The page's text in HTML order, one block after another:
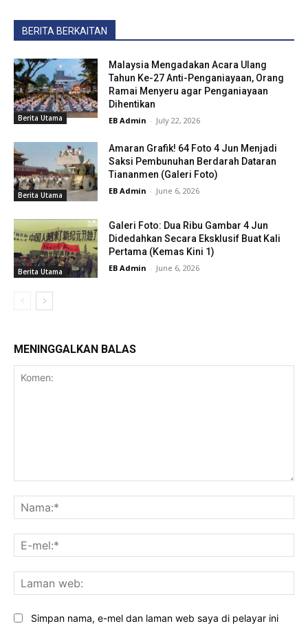
BERITA BERKAITAN
Berita Utama
Malaysia Mengadakan Acara Ulang
Tahun Ke-27 Anti-Penganiayaan, Orang
Ramai Menyeru agar Penganiayaan
Dihentikan
EB Admin - July 22, 2026
Berita Utama
Amaran Grafik! 64 Foto 4 Jun Menjadi
Saksi Pembunuhan Berdarah Dataran
Tiananmen (Galeri Foto)
EB Admin - June 6, 2026
Berita Utama
Galeri Foto: Dua Ribu Gambar 4 Jun
Didedahkan Secara Eksklusif Buat Kali
Pertama (Kemas Kini 1)
EB Admin - June 6, 2026
MENINGGALKAN BALAS
Simpan nama, e-mel dan laman web saya di pelayar ini